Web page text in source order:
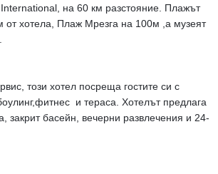
на 60 км разстояние. Плажът
от хотела, Плаж Мрезга на 100м ,а музеят
този хотел посреща гостите си с
и тераса. Хотелът предлага
закрит басейн, вечерни развлечения и 24-